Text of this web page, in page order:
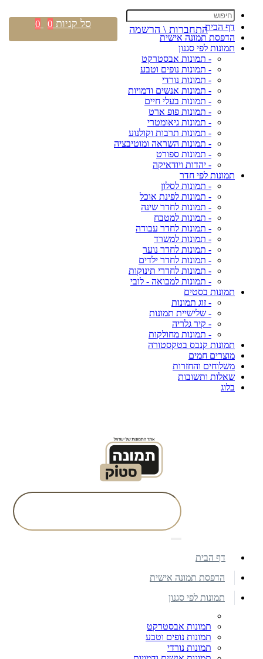
דף הבית
הדפסת תמונה אישית
תמונות לפי סגנון
- תמונות אבסטרקט
- תמונות נופים וטבע
- תמונות נורדי
- תמונות אנשים ודמויות
- תמונות בעלי חיים
- תמונות פופ ארט
- תמונות גיאומטרי
- תמונות תרבות וקולנוע
- תמונות השראה ומוטיבציה
- תמונות ספורט
- יהדות ויודאיקה
תמונות לפי חדר
- תמונות לסלון
- תמונות לפינת אוכל
- תמונות לחדר שינה
- תמונות למטבח
- תמונות לחדר עבודה
- תמונות למשרד
- תמונות לחדר נוער
- תמונות לחדר ילדים
- תמונות לחדרי תינוקות
- תמונות למבואה - לובי
תמונות בסטים
- זוג תמונות
- שלישיית תמונות
- קיר גלריה
- תמונות מחולקות
תמונות קנבס בטקסטורה
מוצרים חמים
משלוחים והחזרות
שאלות ותשובות
בלוג
התחברות \ הרשמה סל קניות 0
0
דף הבית
הדפסת תמונה אישית
תמונות לפי סגנון
תמונות אבסטרקט
תמונות נופים וטבע
תמונות נורדי